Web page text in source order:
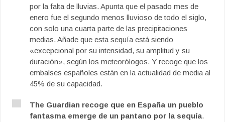
por la falta de lluvias. Apunta que el pasado mes de
enero fue el segundo menos lluvioso de todo el siglo,
con solo una cuarta parte de las precipitaciones
medias. Añade que esta sequía está siendo
«excepcional por su intensidad, su amplitud y su
duración», según los meteorólogos. Y recoge que los
embalses españoles están en la actualidad de media al
45% de su capacidad.
The Guardian recoge que en España un pueblo
fantasma emerge de un pantano por la sequía.